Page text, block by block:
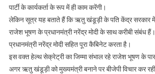
पार्टी के कार्यकर्ता के रूप में ही काम करेंगी।
लेकिन सूत्र यह बताते हैं कि ऋतु खंडूड़ी के पति केंद्र सरकार में
राजेश भूषण के प्रधानमंत्री नरेंद्र मोदी के साथ करीबी संबंध
प्रधानमंत्री नरेंद्र मोदी सहित पूरा कैबिनेट करता है।
इस वक्त हेल्थ सेक्रेट्री का जिम्मा संभाल रहे राजेश भूषण के
अगर ऋतु खंडूड़ी को मुख्यमंत्री बनाने पर बीजेपी विचार कर